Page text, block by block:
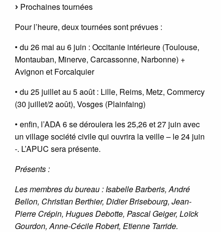
Prochaines tournées
Pour l’heure, deux tournées sont prévues :
• du 26 mai au 6 juin : Occitanie intérieure (Toulouse,
Montauban, Minerve, Carcassonne, Narbonne) +
Avignon et Forcalquier
• du 25 juillet au 5 août : Lille, Reims, Metz, Commercy
(30 juillet/2 août), Vosges (Plainfaing)
• enfin, l’ADA 6 se déroulera les 25,26 et 27 juin avec
un village société civile qui ouvrira la veille – le 24 juin
-. L’APUC sera présente.
Présents :
Les membres du bureau : Isabelle Barberis, André
Bellon, Christian Berthier, Didier Brisebourg, Jean-
Pierre Crépin, Hugues Debotte, Pascal Geiger, Loïck
Gourdon, Anne-Cécile Robert, Etienne Tarride.